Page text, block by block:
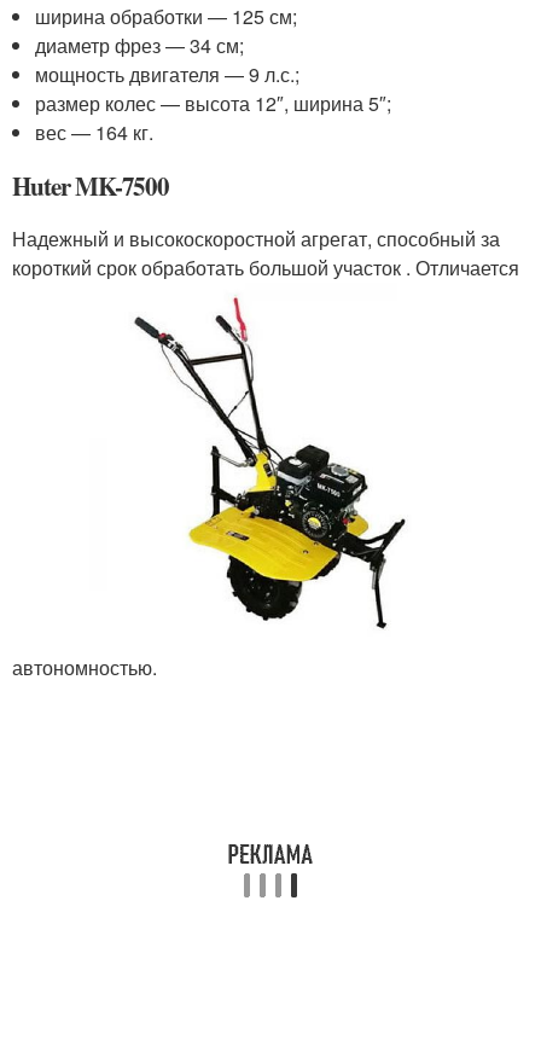
ширина обработки — 125 см;
диаметр фрез — 34 см;
мощность двигателя — 9 л.с.;
размер колес — высота 12″, ширина 5″;
вес — 164 кг.
Huter MK-7500
Надежный и высокоскоростной агрегат, способный за
короткий срок обработать большой участок . Отличается
автономностью.